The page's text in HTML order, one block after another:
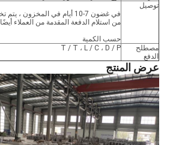
توصيل
من استلام الدفعة المقدمة من العملاء أيضًا
حسب الكمية
مصطلح
الدفع
T / T ، L / C ، D / P
عرض المنتج